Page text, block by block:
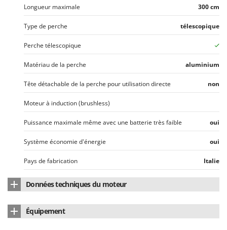
Worx
Yard Force
Zanon
Zephir
ZGrills
Zodiac
Zomax
Longueur maximale 300 cm
Type de perche télescopique
Perche télescopique
Matériau de la perche aluminium
Tête détachable de la perche pour utilisation directe non
Moteur à induction (brushless)
Puissance maximale même avec une batterie très faible oui
Système économie d'énergie oui
Pays de fabrication Italie
Données techniques du moteur
Type de moteur À batterie
Équipement